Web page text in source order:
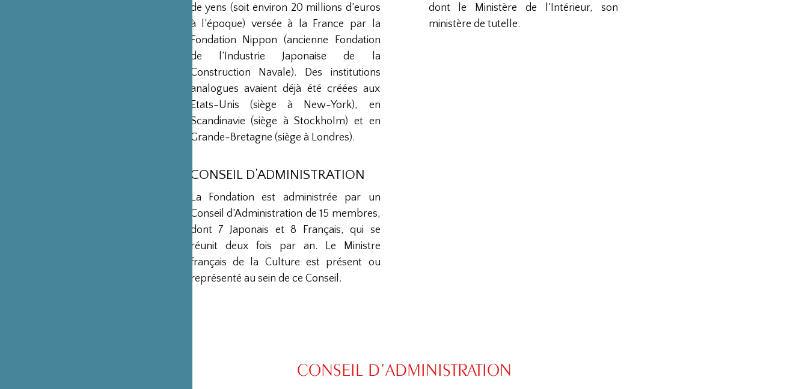
de yens (soit environ 20 millions d’euros
à l’époque) versée à la France par la
Fondation Nippon (ancienne Fondation
de l’Industrie Japonaise de la
Construction Navale). Des institutions
analogues avaient déjà été créées aux
Etats-Unis (siège à New-York), en
Scandinavie (siège à Stockholm) et en
Grande-Bretagne (siège à Londres).
CONSEIL D’ADMINISTRATION
La Fondation est administrée par un
Conseil d’Administration de 15 membres,
dont 7 Japonais et 8 Français, qui se
réunit deux fois par an. Le Ministre
français de la Culture est présent ou
représenté au sein de ce Conseil.
dont le Ministère de l’Intérieur, son
ministère de tutelle.
CONSEIL D’ADMINISTRATION